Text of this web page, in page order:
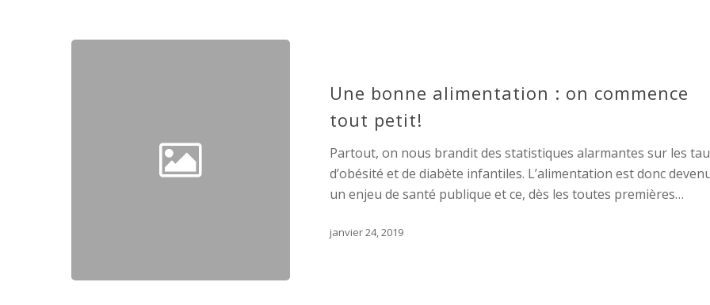
Une bonne alimentation : on commence
tout petit!
Partout, on nous brandit des statistiques alarmantes sur les
d’obésité et de diabète infantiles. L’alimentation est donc
un enjeu de santé publique et ce, dès les toutes premières…
janvier 24, 2019